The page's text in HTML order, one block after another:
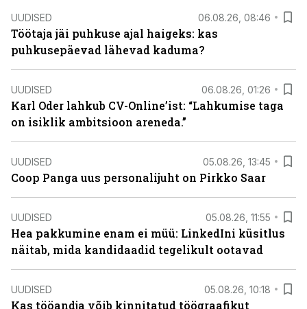
UUDISED 06.08.26, 08:46
Töötaja jäi puhkuse ajal haigeks: kas
puhkusepäevad lähevad kaduma?
UUDISED 06.08.26, 01:26
Karl Oder lahkub CV-Online’ist: “Lahkumise taga
on isiklik ambitsioon areneda.”
UUDISED 05.08.26, 13:45
Coop Panga uus personalijuht on Pirkko Saar
UUDISED 05.08.26, 11:55
Hea pakkumine enam ei müü: LinkedIni küsitlus
näitab, mida kandidaadid tegelikult ootavad
UUDISED 05.08.26, 10:18
Kas tööandja võib kinnitatud töögraafikut